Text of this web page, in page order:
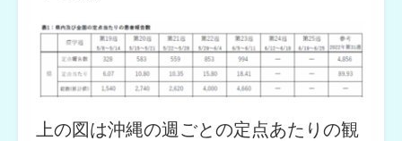
上の図は沖縄の週ごとの定点あたりの観